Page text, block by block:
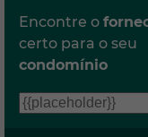
Encontre o
certo para o seu
condomínio